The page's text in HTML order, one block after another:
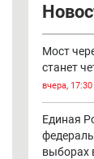
Мост
станет
вчера, 17:30
Единая
выборах